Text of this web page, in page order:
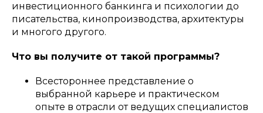
инвестиционного банкинга и психологии до
писательства, кинопроизводства, архитектуры
и многого другого.
Что вы получите от такой программы?
Всестороннее представление о
выбранной карьере и практическом
опыте в отрасли от ведущих специалистов